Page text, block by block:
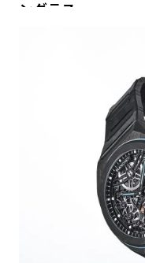
ングラス